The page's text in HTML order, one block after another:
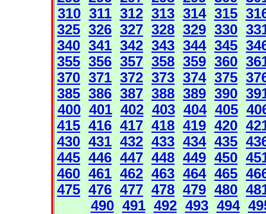
310 311 312 313 314 315
325 326 327 328 329 330
340 341 342 343 344 345
355 356 357 358 359 360
370 371 372 373 374 375
385 386 387 388 389 390
400 401 402 403 404 405
415 416 417 418 419 420
430 431 432 433 434 435
445 446 447 448 449 450
460 461 462 463 464 465
475 476 477 478 479 480
490 491 492 493 494